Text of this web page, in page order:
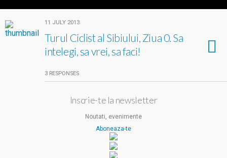
11 JULY 2013
Turul Ciclist al Sibiului, Ziua 0. Sa
intelegi, sa vrei, sa faci!
3 RESPONSES
Inscrie-te la newsletter
Noutati, evenimente
Aboneaza-te